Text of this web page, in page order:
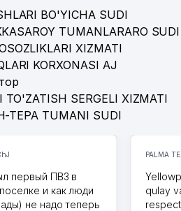
BO'YICHA SUDI
TUMANLARARO SUDI
XIZMATI
KORXONASI AJ
TO'ZATISH SERGELI XIZMATI
TEPA TUMANI SUDI
первый ПВЗ в
и как люди
не надо теперь
PALMA
qulay
respect